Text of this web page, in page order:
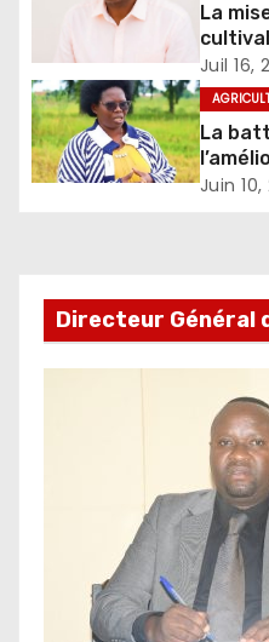
La
Juil 16,
La
et à la
Juin 10,
Directeur Général